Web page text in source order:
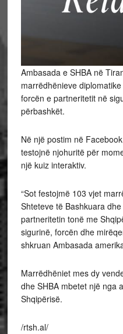
Ambasada e SHBA në
marrëdhënieve
forcën e partneritetit në
përbashkët.
Në një postim në
testojnë njohuritë për
një kuiz interaktiv.
“Sot festojmë 103 vjet
Shteteve të Bashkuara
partneritetin tonë me
sigurinë, forcën dhe
shkruan Ambasada
Marrëdhëniet mes dy
dhe SHBA mbetet një nga
Shqipërisë.
/rtsh.al/